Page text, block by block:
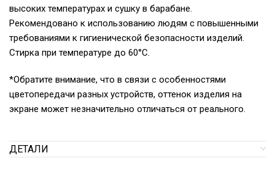
высоких температурах и сушку в барабане.
Рекомендовано к использованию людям с повышенными
требованиями к гигиенической безопасности изделий.
Стирка при температуре до 60°С.
*Обратите внимание, что в связи с особенностями
цветопередачи разных устройств, оттенок изделия на
экране может незначительно отличаться от реального.
ДЕТАЛИ